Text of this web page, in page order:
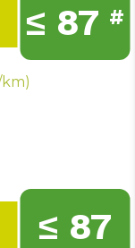
≤ 87 #
≤ 87